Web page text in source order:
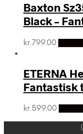
Baxton
Black –
kr.799.00
ETERNA
Fantastisk
kr.599.00